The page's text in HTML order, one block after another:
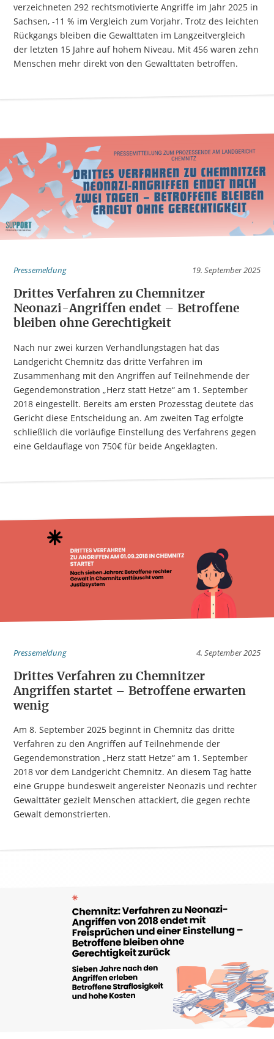
verzeichneten 292 rechtsmotivierte Angriffe im Jahr 2025 in
Sachsen, -11 % im Vergleich zum Vorjahr. Trotz des leichten
Rückgangs bleiben die Gewalttaten im Langzeitvergleich
der letzten 15 Jahre auf hohem Niveau. Mit 456 waren zehn
Menschen mehr direkt von den Gewalttaten betroffen.
Pressemeldung 19. September 2025
Drittes Verfahren zu Chemnitzer
Neonazi-Angriffen endet – Betroffene
bleiben ohne Gerechtigkeit
Nach nur zwei kurzen Verhandlungstagen hat das
Landgericht Chemnitz das dritte Verfahren im
Zusammenhang mit den Angriffen auf Teilnehmende der
Gegendemonstration „Herz statt Hetze“ am 1. September
2018 eingestellt. Bereits am ersten Prozesstag deutete das
Gericht diese Entscheidung an. Am zweiten Tag erfolgte
schließlich die vorläufige Einstellung des Verfahrens gegen
eine Geldauflage von 750€ für beide Angeklagten.
Pressemeldung 4. September 2025
Drittes Verfahren zu Chemnitzer
Angriffen startet – Betroffene erwarten
wenig
Am 8. September 2025 beginnt in Chemnitz das dritte
Verfahren zu den Angriffen auf Teilnehmende der
Gegendemonstration „Herz statt Hetze“ am 1. September
2018 vor dem Landgericht Chemnitz. An diesem Tag hatte
eine Gruppe bundesweit angereister Neonazis und rechter
Gewalttäter gezielt Menschen attackiert, die gegen rechte
Gewalt demonstrierten.